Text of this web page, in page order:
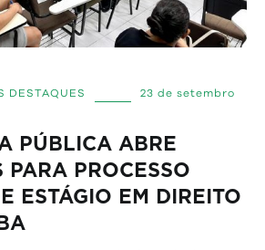
DESTAQUES
23 de setembro
PÚBLICA ABRE
PARA PROCESSO
ESTÁGIO EM DIREITO